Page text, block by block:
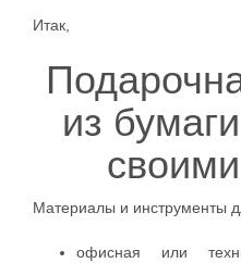
Итак,
из
Материалы и инструменты
офисная или